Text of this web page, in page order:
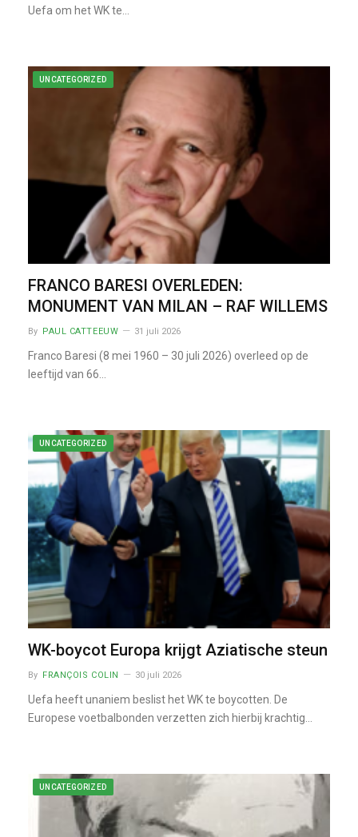
Uefa om het WK te…
UNCATEGORIZED
FRANCO BARESI OVERLEDEN:
MONUMENT VAN MILAN – RAF WILLEMS
By PAUL CATTEEUW 31 juli 2026
Franco Baresi (8 mei 1960 – 30 juli 2026) overleed op de
leeftijd van 66…
UNCATEGORIZED
WK-boycot Europa krijgt Aziatische steun
By FRANÇOIS COLIN 30 juli 2026
Uefa heeft unaniem beslist het WK te boycotten. De
Europese voetbalbonden verzetten zich hierbij krachtig…
UNCATEGORIZED